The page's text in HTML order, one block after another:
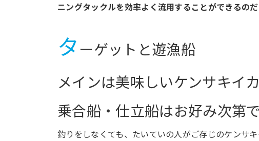
ニングタックルを効率よく流用することができるのだ
ターゲットと遊漁船
メインは美味しいケンサキイカ
乗合船・仕立船はお好み次第で
釣りをしなくても、たいていの人がご存じのケンサ